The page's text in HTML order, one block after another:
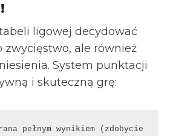
ligowej decydować
zwycięstwo, ale również
System punktacji
i skuteczną grę:
pełnym wynikiem (zdobycie